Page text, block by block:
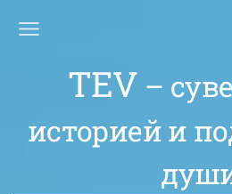
TEV –
историей и